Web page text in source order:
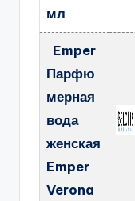
мл
Emper
Парфю
мерная
вода
женская
Emper
Verona